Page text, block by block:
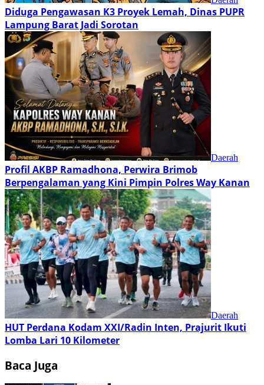
Diduga Pengawasan K3 Proyek Lemah, Dinas PUPR
Lampung Barat Jadi Sorotan
Daerah
Profil AKBP Ramadhona, Perwira Brimob
Berpengalaman yang Kini Pimpin Polres Way Kanan
Daerah
HUT Perdana Kodam XXI/Radin Inten, Prajurit Ikuti
Lomba Lari 10 Kilometer
Baca Juga